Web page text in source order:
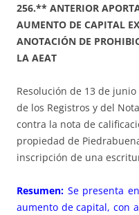
256.** ANTERIOR
AUMENTO DE CAPITAL
ANOTACIÓN DE
LA AEAT
Resolución de 13 de
de los Registros y del
contra la nota de
propiedad de
inscripción de una
Resumen: Se presenta
aumento de capital, con